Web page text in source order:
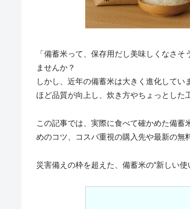
「備蓄米って、保存用だし美味しくなさ
ませんか？
しかし、近年の備蓄米は大きく進化して
ほど品質が向上し、炊き方やちょっとした
この記事では、実際に食べて確かめた備蓄
めのコツ、コスパ重視の購入先や最新の無
災害備えの枠を超えた、備蓄米の“新しい